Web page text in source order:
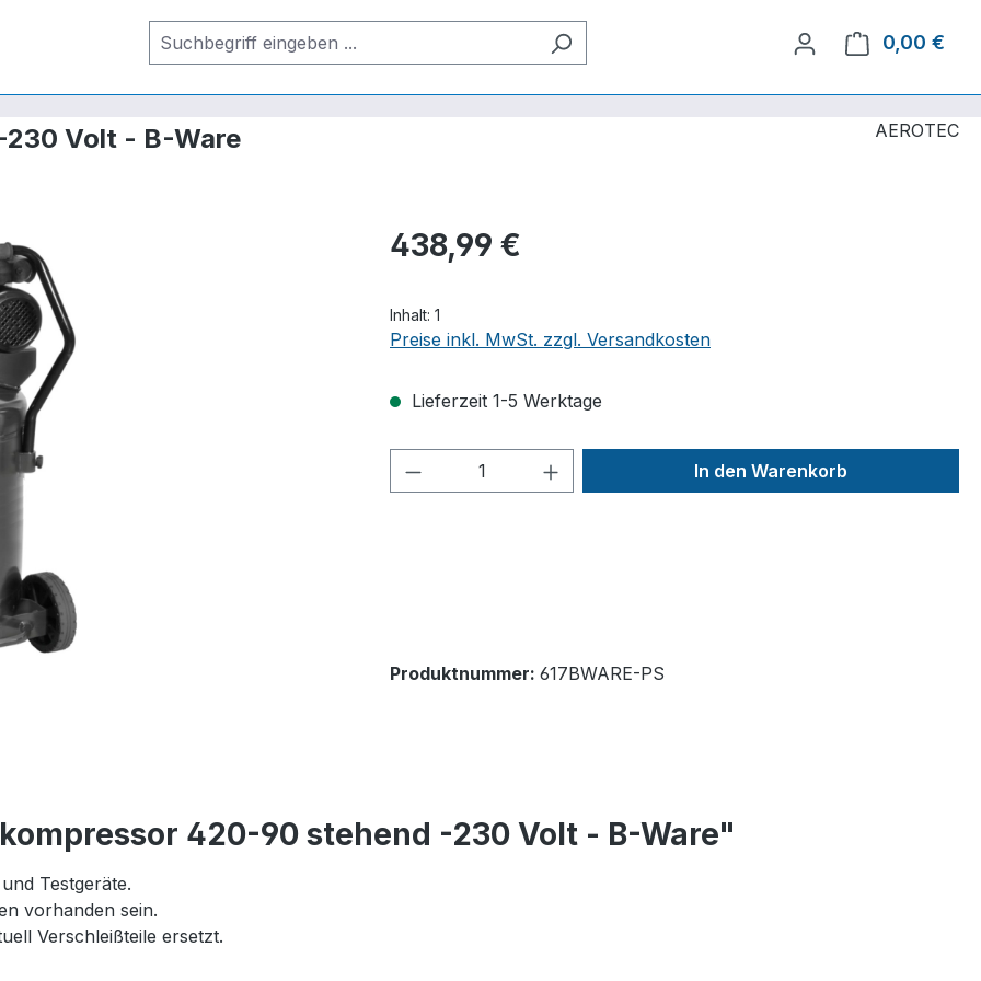
0,00 €
Volt - B-Ware AEROTEC
438,99 €
Inhalt: 1
Preise inkl. MwSt. zzgl. Versandkosten
Lieferzeit 1-5 Werktage
Produkt Anzahl: Gib den gewünschten Wert
In den Warenkorb
Produktnummer: 617BWARE-PS
420-90 stehend -230 Volt - B-Ware"
Testgeräte.
vorhanden sein.
Verschleißteile ersetzt.